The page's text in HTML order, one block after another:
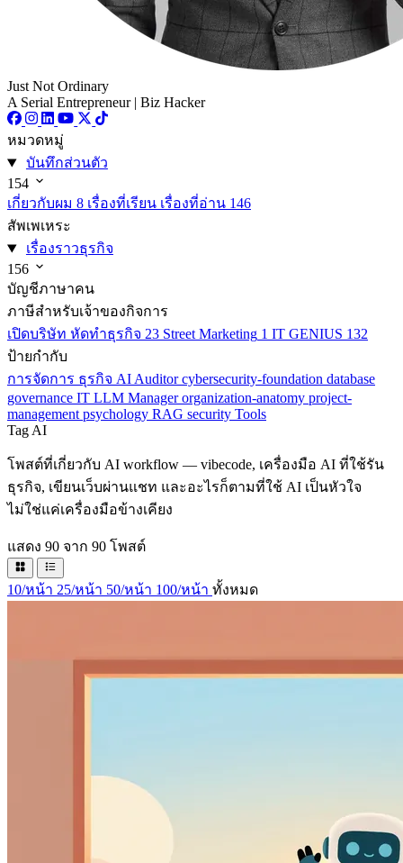
Just Not Ordinary
A Serial Entrepreneur | Biz Hacker
หมวดหมู่
บันทึกส่วนตัว
154
เกี่ยวกับผม 8 เรื่องที่เรียน เรื่องที่อ่าน 146
สัพเพเหระ
เรื่องราวธุรกิจ
156
บัญชีภาษาคน
ภาษีสำหรับเจ้าของกิจการ
เปิดบริษัท หัดทำธุรกิจ 23 Street Marketing 1 IT GENIUS 132
ป้ายกำกับ
การจัดการ ธุรกิจ AI Auditorcybersecurity-foundation database
governance IT LLM Managerorganization-anatomy project-
management psychology RAG security Tools
Tag AI
โพสต์ที่เกี่ยวกับ AI workflow — vibecode, เครื่องมือ AI ที่ใช้รัน
ธุรกิจ, เขียนเว็บผ่านแชท และอะไรก็ตามที่ใช้ AI เป็นหัวใจ
ไม่ใช่แค่เครื่องมือข้างเคียง
แสดง 90 จาก 90 โพสต์
10/หน้า 25/หน้า 50/หน้า 100/หน้า ทั้งหมด